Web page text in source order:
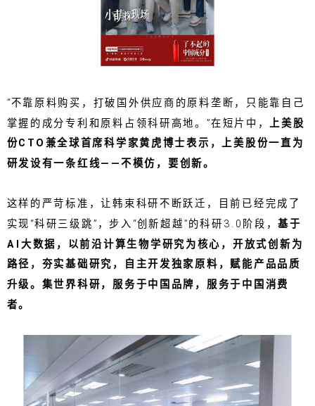
“不靠原料购买，打破国外供应商的原料垄断，只能靠自己
掌握的成分专利和原料占领科研高地。”在短片中，
上美股
份CTO兼全球首席科学家黄虎博士表示，上美股份一直为
研发设有一条红线——不模仿，要创新。
这样的严苛标准，让韩束科研不断跃迁，目前已经完成了
实现“科研三级跳”，步入“创新超越”的科研3.0阶段，基于
AI大数据，以前沿计算生物学研究为核心，开放式创新为
路径，夯实基础研究，自主开发独家原料，赋能产品品质
升级。集世界科研，服务于中国品牌，服务于中国消费
者。